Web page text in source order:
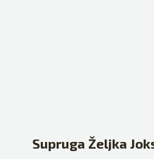
Supruga Željka